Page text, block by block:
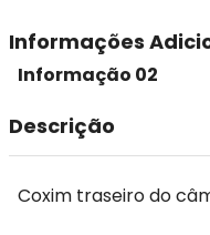
Informações
Informação 02
Descrição
Coxim traseiro do